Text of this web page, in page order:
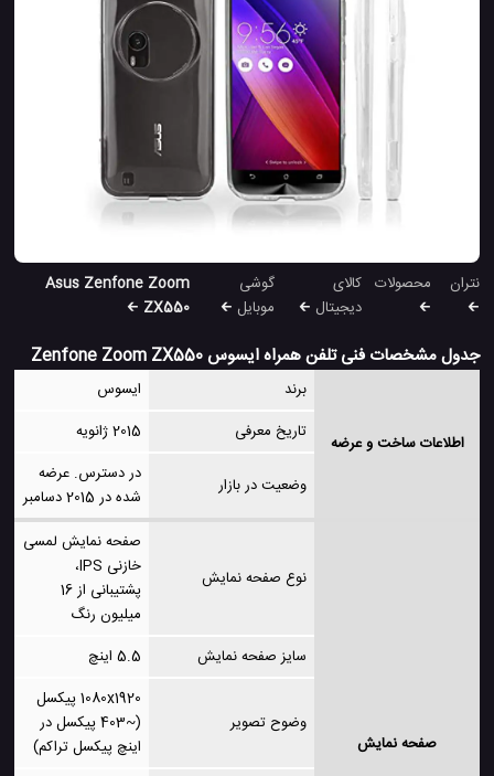
نتران محصولات کالای
دیجیتال
گوشی
موبایل
Asus Zenfone Zoom
ZX550
جدول مشخصات فنی تلفن همراه ایسوس Zenfone Zoom ZX550
اطلاعات ساخت و عرضه
برند
ایسوس
تاریخ معرفی
2015 ژانویه
وضعیت در بازار
در دسترس. عرضه
شده در 2015 دسامبر
صفحه نمایش
نوع صفحه نمایش
صفحه نمایش لمسی
خازنی IPS،
پشتیبانی از 16
میلیون رنگ
سایز صفحه نمایش
5.5 اینچ
وضوح تصویر
1080x1920 پیکسل
(~403 پیکسل در
اینچ پیکسل تراکم)